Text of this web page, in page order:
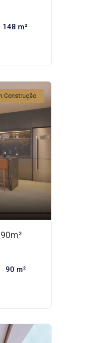
148 m²
Construção
90 m²